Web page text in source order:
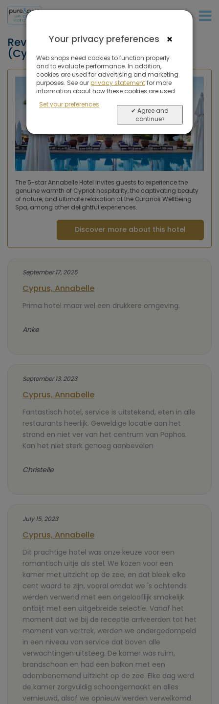
Reviews of Annabelle, Paphos
(Cyprus)
The 5-star Annabelle Hotel invites guests to experience the
genuine warmth of Cypriot hospitality, the captivating beauty
of nature, and ultimate relaxation at the Ouranos Wellbeing
Spa, among other delightful experiences.
Discover more about this hotel
September 17, 2025
Cyprus, Annabelle
Prima hotel maar wel een drukkere omgeving.
Anke
September 13, 2023
Cyprus, Annabelle
Fantastisch hotel, service is uitstekend, eten in alle
restaurants heerlijk. Geweldige locatie aan het
strand en niet ver van het centrum van Paphos.
Kan het niet sterk genoeg aanbevelen
Christelle
July 15, 2023
Cyprus, Annabelle
Dit prachtige hotel was onze keuze voor een
romantisch uitje als stel. We kozen voor een
kamer met uitzicht op de zee, en dat bleek elke
cent waard te zijn, vooral omdat we 's ochtends
werden verwend met een ongelooflijk smakelijk
ontbijt met een uitgebreide selectie. Vanaf het
moment dat we bij de receptie arriveerden tot het
moment van vertrek, werden we ondergedompeld
in een niveau van service dat boven alle
verwachtingen uitsteeg. De kamer was ruim,
brandschoon en had een balkon met een
adembenemend uitzicht op de zee. Elke dag werd
de kamer zorgvuldig schoongemaakt en alles
vernieuwd, alsof we opnieuw werden verwelkomd.
×
Your privacy preferences
Web shops need cookies to function properly
and to evaluate performance. In addition,
cookies are used for advertising and marketing
purposes. See ourprivacy statementfor more
information about how these cookies are used.
Set your preferences
✔ Agree and
continue>